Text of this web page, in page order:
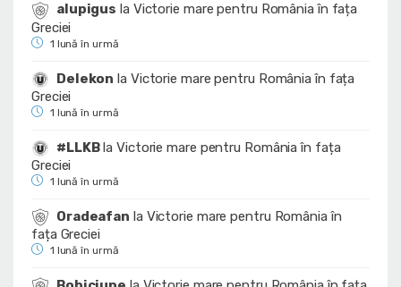
alupigus la Victorie mare pentru România în fața
Greciei
1 lună în urmă
Delekon la Victorie mare pentru România în fața
Greciei
1 lună în urmă
#LLKBlaVictorie mare pentru România în fața
Greciei
1 lună în urmă
Oradeafan la Victorie mare pentru România în
fața Greciei
1 lună în urmă